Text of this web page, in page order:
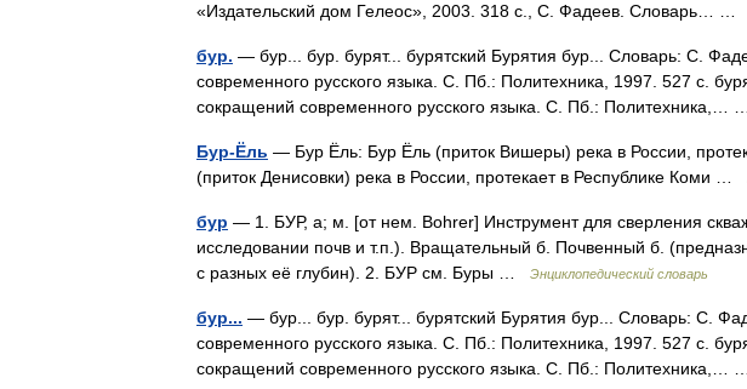
«Издательский дом Гелеос», 2003. 318 с., С. Фадеев. Словарь… …
бур. — бур... бур. бурят... бурятский Бурятия бур... Словарь: С.
современного русского языка. С. Пб.: Политехника, 1997. 527 с.
сокращений современного русского языка. С. Пб.: Политехника,…
Бур-Ёль — Бур Ёль: Бур Ёль (приток Вишеры) река в России,
(приток Денисовки) река в России, протекает в Республике Коми …
бур — 1. БУР, а; м. [от нем. Bohrer] Инструмент для сверления
исследовании почв и т.п.). Вращательный б. Почвенный б.
с разных её глубин). 2. БУР см. Буры …
Энциклопедический словарь
бур... — бур... бур. бурят... бурятский Бурятия бур... Словарь: С.
современного русского языка. С. Пб.: Политехника, 1997. 527 с.
сокращений современного русского языка. С. Пб.: Политехника,…